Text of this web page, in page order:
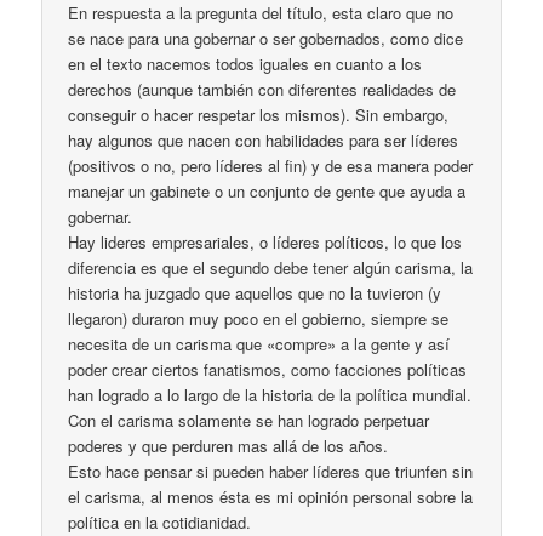
En respuesta a la pregunta del título, esta claro que no
se nace para una gobernar o ser gobernados, como dice
en el texto nacemos todos iguales en cuanto a los
derechos (aunque también con diferentes realidades de
conseguir o hacer respetar los mismos). Sin embargo,
hay algunos que nacen con habilidades para ser líderes
(positivos o no, pero líderes al fin) y de esa manera poder
manejar un gabinete o un conjunto de gente que ayuda a
gobernar.
Hay lideres empresariales, o líderes políticos, lo que los
diferencia es que el segundo debe tener algún carisma, la
historia ha juzgado que aquellos que no la tuvieron (y
llegaron) duraron muy poco en el gobierno, siempre se
necesita de un carisma que «compre» a la gente y así
poder crear ciertos fanatismos, como facciones políticas
han logrado a lo largo de la historia de la política mundial.
Con el carisma solamente se han logrado perpetuar
poderes y que perduren mas allá de los años.
Esto hace pensar si pueden haber líderes que triunfen sin
el carisma, al menos ésta es mi opinión personal sobre la
política en la cotidianidad.